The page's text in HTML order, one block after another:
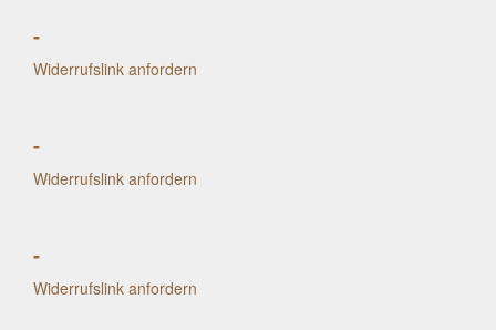
-
Widerrufslink anfordern
-
Widerrufslink anfordern
-
Widerrufslink anfordern